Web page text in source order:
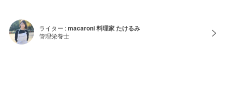
ライター :macaroni 料理家 たけるみ
管理栄養士